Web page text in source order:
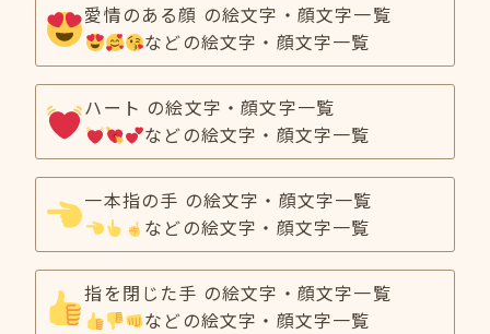
愛情のある顔 の絵文字・顔文字一覧
などの絵文字・顔文字一覧
ハート の絵文字・顔文字一覧
などの絵文字・顔文字一覧
一本指の手 の絵文字・顔文字一覧
などの絵文字・顔文字一覧
指を閉じた手 の絵文字・顔文字一覧
などの絵文字・顔文字一覧